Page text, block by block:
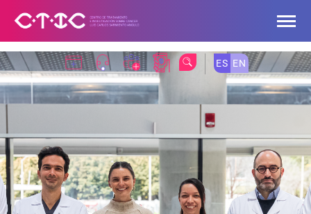
Skip to Main Content ES EN